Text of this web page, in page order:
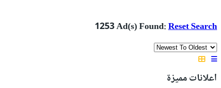
1253 Ad(s) Found:Reset Search
اعلانات مميزة